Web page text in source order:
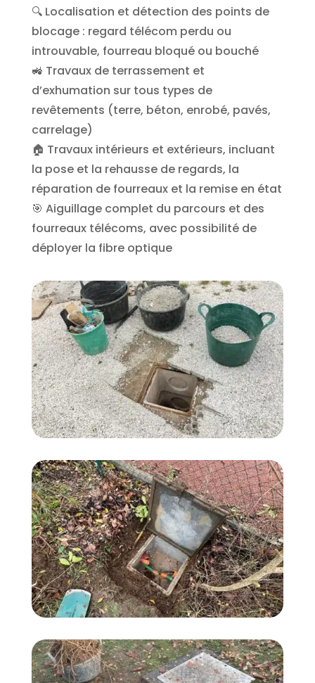
🔍 Localisation et détection des points de
blocage : regard télécom perdu ou
introuvable, fourreau bloqué ou bouché
🚜 Travaux de terrassement et
d’exhumation sur tous types de
revêtements (terre, béton, enrobé, pavés,
carrelage)
🏠 Travaux intérieurs et extérieurs, incluant
la pose et la rehausse de regards, la
réparation de fourreaux et la remise en état
🎯 Aiguillage complet du parcours et des
fourreaux télécoms, avec possibilité de
déployer la fibre optique